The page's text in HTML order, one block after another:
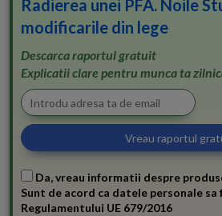
Radierea unei PFA. Noile
modificarile din lege
Descarca raportul gratuit
Explicatii clare pentru munca ta
Da, vreau informatii despre
Sunt de acord ca datele personale
Regulamentului UE 679/2016